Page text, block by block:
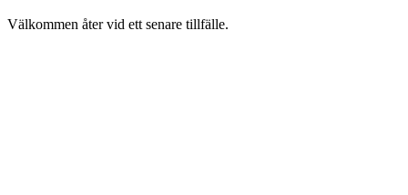
Välkommen åter vid ett senare tillfälle.